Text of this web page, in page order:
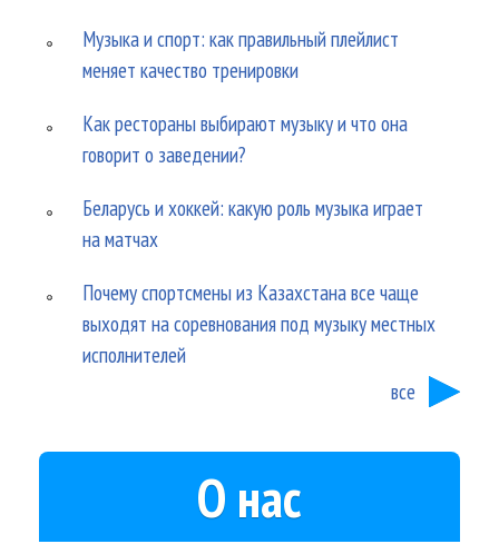
Музыка и спорт: как правильный плейлист
меняет качество тренировки
Как рестораны выбирают музыку и что она
говорит о заведении?
Беларусь и хоккей: какую роль музыка играет
на матчах
Почему спортсмены из Казахстана все чаще
выходят на соревнования под музыку местных
исполнителей
все
О нас